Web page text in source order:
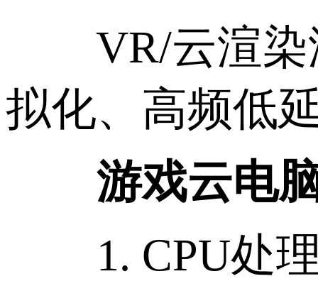
VR/云渲染游
拟化、高频低
游戏云电脑
1. CPU处理